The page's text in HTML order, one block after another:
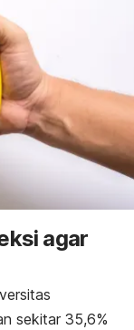
agar
sekitar 35,6%